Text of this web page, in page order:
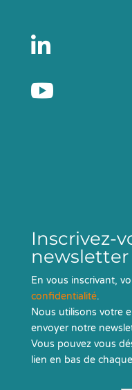


Inscrivez-
newsletter
En vous inscrivant,
confidentialité.
Nous utilisons votre
envoyer notre
Vous pouvez vous
lien en bas de